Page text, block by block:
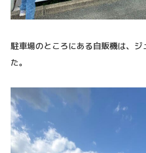
駐車場のところにある自販機は、
た。